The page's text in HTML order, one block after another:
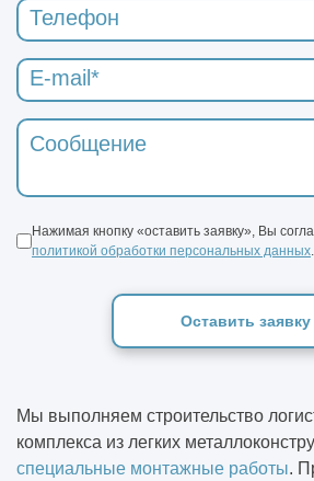
Нажимая кнопку «оставить заявку», Вы
политикой обработки персональных данных.
Оставить заявку
Мы выполняем строительство
комплекса из легких
специальные монтажные работы.